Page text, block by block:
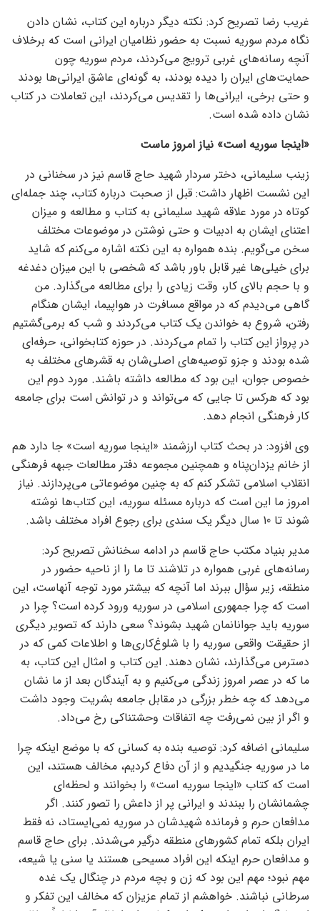
غریب رضا تصریح کرد: نکته دیگر درباره این کتاب، نشان دادن
نگاه مردم سوریه نسبت به حضور نظامیان ایرانی است که برخلاف
آنچه رسانه‌های غربی ترویج می‌کردند، مردم سوریه چون
حمایت‌های ایران را دیده بودند، به گونه‌ای عاشق ایرانی‌ها بودند
و حتی برخی، ایرانی‌ها را تقدیس می‌کردند، این تعاملات در کتاب
نشان داده شده است.
«اینجا سوریه است» نیاز امروز ماست
زینب سلیمانی، دختر سردار شهید حاج قاسم نیز در سخنانی در
این نشست اظهار داشت: قبل از صحبت درباره کتاب، چند جمله‌ای
کوتاه در مورد علاقه شهید سلیمانی به کتاب و مطالعه و میزان
اعتنای ایشان به ادبیات و حتی نوشتن در موضوعات مختلف
سخن می‌گویم. بنده همواره به این نکته اشاره می‌کنم که شاید
برای خیلی‌ها غیر قابل باور باشد که شخصی با این میزان دغدغه
و با حجم بالای کار، وقت زیادی را برای مطالعه می‌گذارد. من
گاهی می‌دیدم که در مواقع مسافرت در هواپیما، ایشان هنگام
رفتن، شروع به خواندن یک کتاب می‌کردند و شب که برمی‌گشتیم
در پرواز این کتاب را تمام می‌کردند. در حوزه کتابخوانی، حرفه‌ای
شده بودند و جزو توصیه‌های اصلی‌شان به قشرهای مختلف به
خصوص جوان، این بود که مطالعه داشته باشند. مورد دوم این
بود که هرکس تا جایی که می‌‌تواند و در توانش است برای جامعه
کار فرهنگی انجام دهد.
وی افزود: در بحث کتاب ارزشمند «اینجا سوریه است» جا دارد هم
از خانم یزدان‌پناه و همچنین مجموعه دفتر مطالعات جبهه فرهنگی
انقلاب اسلامی تشکر کنم که به چنین موضوعاتی می‌پردازند. نیاز
امروز ما این است که درباره مسئله سوریه، این کتاب‌ها نوشته
شوند تا 10 سال دیگر یک سندی برای رجوع افراد مختلف باشد.
مدیر بنیاد مکتب حاج قاسم در ادامه سخنانش تصریح کرد:
رسانه‌های غربی همواره در تلاشند تا ما را از ناحیه حضور در
منطقه، زیر سؤال ببرند اما آنچه که بیشتر مورد توجه آنهاست، این
است که چرا جمهوری اسلامی در سوریه ورود کرده است؟ چرا در
سوریه باید جوانانمان شهید بشوند؟ سعی دارند که تصویر دیگری
از حقیقت واقعی سوریه را با شلوغ‌کاری‌ها و اطلاعات کمی که در
دسترس می‌گذارند، نشان دهند. این کتاب و امثال این کتاب، به
ما که در عصر امروز زندگی می‌کنیم و به آیندگان بعد از ما نشان
می‌دهد که چه خطر بزرگی در مقابل جامعه بشریت وجود داشت
و اگر از بین نمی‌رفت چه اتفاقات وحشتناکی رخ می‌داد.
سلیمانی اضافه کرد: توصیه بنده به کسانی که با موضع اینکه چرا
ما در سوریه جنگیدیم و از آن دفاع کردیم، مخالف هستند، این
است که کتاب «اینجا سوریه است» را بخوانند و لحظه‌ای
چشمانشان را ببندند و ایرانی پر از داعش را تصور کنند. اگر
مدافعان حرم و فرمانده شهیدشان در سوریه نمی‌ایستاد، نه فقط
ایران بلکه تمام کشور‌های منطقه درگیر می‌شدند. برای حاج قاسم
و مدافعان حرم اینکه این افراد مسیحی هستند یا سنی یا شیعه،
مهم نبود؛ مهم این بود که زن و بچه مردم در چنگال یک غده
سرطانی نباشند. خواهشم از تمام عزیزان که مخالف این تفکر و